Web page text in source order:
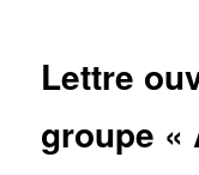
Lettre
groupe «